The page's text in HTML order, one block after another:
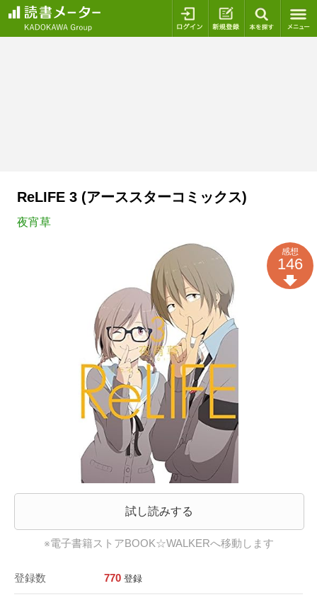
ログイン 新規登録
ReLIFE 3 (アーススターコミックス)
夜宵草
試し読みする
※電子書籍ストアBOOK☆WALKERへ移動します
登録数 770 登録
感想
146